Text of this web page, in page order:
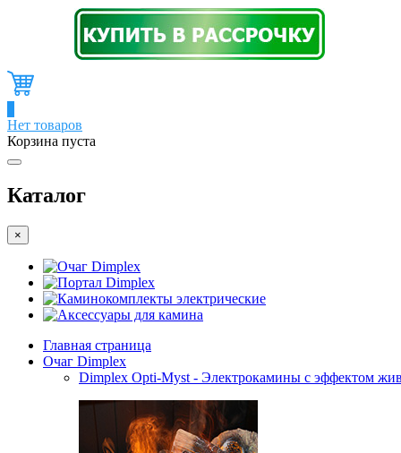
Нет товаров
Корзина пуста
Каталог
×
Очаг Dimplex
Портал Dimplex
Каминокомплекты электрические
Аксессуары для камина
Главная страница
Очаг Dimplex
Dimplex Opti-Myst - Электрокамины с эффектом